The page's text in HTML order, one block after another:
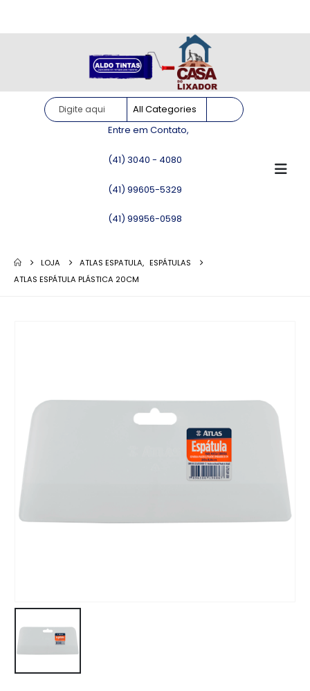
Entre em Contato,
(41) 3040 - 4080
(41) 99605-5329
(41) 99956-0598
LOJA ATLAS ESPATULA, ESPÁTULAS
ATLAS ESPÁTULA PLÁSTICA 20CM